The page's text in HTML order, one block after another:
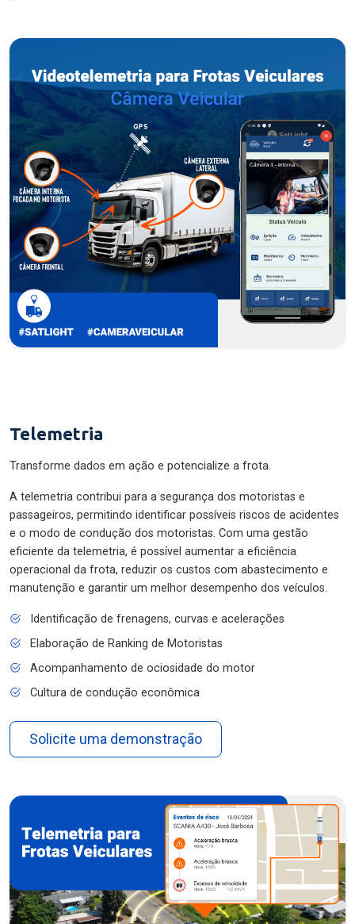
Telemetria
Transforme dados em ação e potencialize a frota.
A telemetria contribui para a segurança dos motoristas e
passageiros, permitindo identificar possíveis riscos de acidentes
e o modo de condução dos motoristas. Com uma gestão
eficiente da telemetria, é possível aumentar a eficiência
operacional da frota, reduzir os custos com abastecimento e
manutenção e garantir um melhor desempenho dos veículos.
Identificação de frenagens, curvas e acelerações
Elaboração de Ranking de Motoristas
Acompanhamento de ociosidade do motor
Cultura de condução econômica
Solicite uma demonstração